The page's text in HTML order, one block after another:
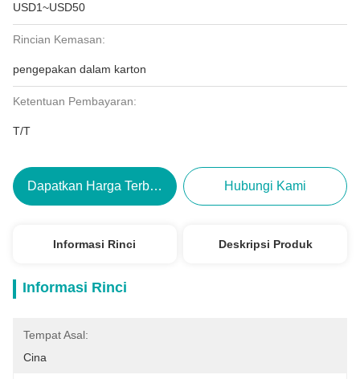
USD1~USD50
Rincian Kemasan:
pengepakan dalam karton
Ketentuan Pembayaran:
T/T
Dapatkan Harga Terbaik Hubungi Kami
Informasi Rinci Deskripsi Produk
Informasi Rinci
Tempat Asal:
Cina